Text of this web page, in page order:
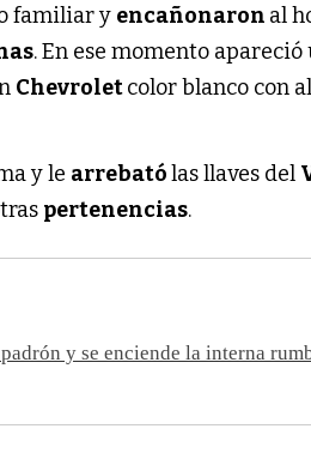
familiar y encañonaron al
. En ese momento apareció
Chevroletcolor blanco con
y le arrebatólas llaves del
pertenencias.
y se enciende la interna